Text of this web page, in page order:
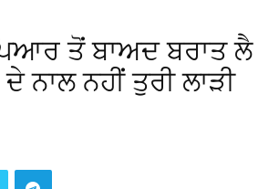
ਤੋਂ ਬਾਅਦ ਬਰਾਤ ਲੈ
ਨਾਲ ਨਹੀਂ ਤੁਰੀ ਲਾੜੀ